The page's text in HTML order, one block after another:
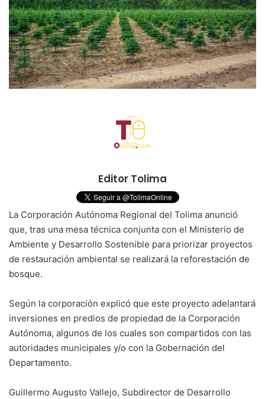
Editor Tolima
La Corporación Autónoma Regional del Tolima anunció
que, tras una mesa técnica conjunta con el Ministerio de
Ambiente y Desarrollo Sostenible para priorizar proyectos
de restauración ambiental se realizará la reforestación de
bosque.
Según la corporación explicó que este proyecto adelantará
inversiones en predios de propiedad de la Corporación
Autónoma, algunos de los cuales son compartidos con las
autoridades municipales y/o con la Gobernación del
Departamento.
Guillermo Augusto Vallejo, Subdirector de Desarrollo